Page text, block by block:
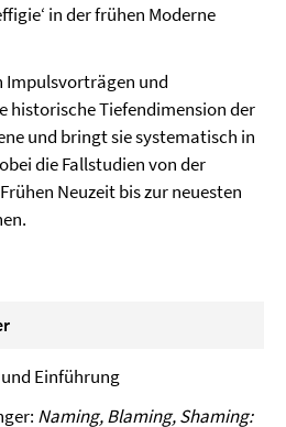
in der frühen Moderne
Impulsvorträgen und
historische Tiefendimension der
und bringt sie systematisch in
die Fallstudien von der
Neuzeit bis zur neuesten
Einführung
Naming, Blaming, Shaming: